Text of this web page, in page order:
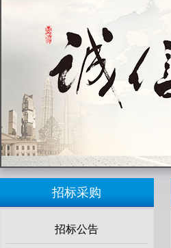
招标采购
招标公告